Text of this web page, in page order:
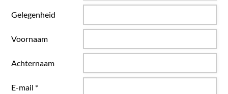
Gelegenheid
Voornaam
Achternaam
E-mail *